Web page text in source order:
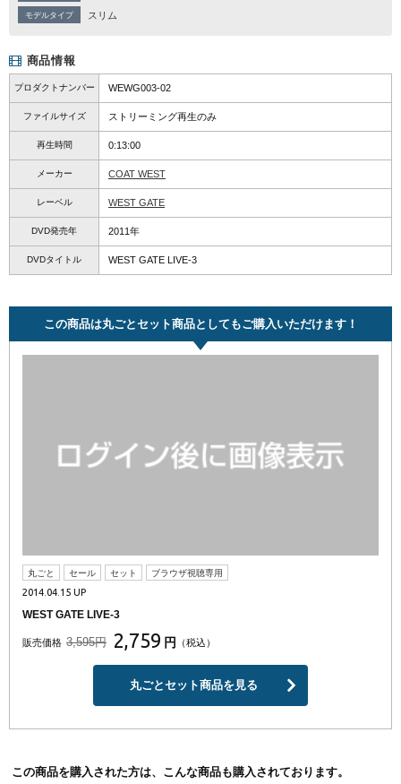
モデルタイプ スリム
商品情報
プロダクトナンバー WEWG003-02
ファイルサイズ ストリーミング再生のみ
再生時間 0:13:00
メーカー COAT WEST
レーベル WEST GATE
DVD発売年 2011年
DVDタイトル WEST GATE LIVE-3
この商品は丸ごとセット商品としてもご購入いただけます！
丸ごと セール セット ブラウザ視聴専用
2014.04.15 UP
WEST GATE LIVE-3
販売価格 3,595円 2,759 円 （税込）
丸ごとセット商品を見る
この商品を購入された方は、こんな商品も購入されております。